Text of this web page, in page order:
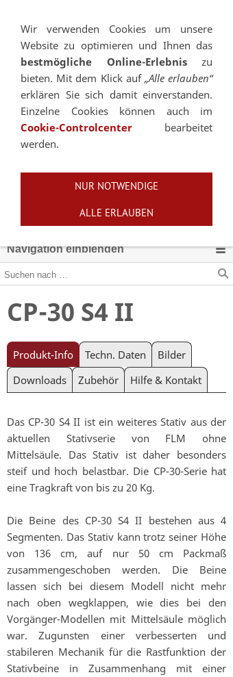
Website, die für mobile Geräte optimiert wurde.
Zur Desktop-Version
Hinweis nicht mehr anzeigen
Navigation einblenden
CP-30 S4 II
Produkt-Info Techn. Daten
Bilder
Downloads
Zubehör Hilfe & Kontakt
Das CP-30 S4 II ist ein weiteres Stativ aus der
aktuellen Stativserie von FLM ohne
Mittelsäule. Das Stativ ist daher besonders
steif und hoch belastbar. Die CP-30-Serie hat
eine Tragkraft von bis zu 20 Kg.
Die Beine des CP-30 S4 II bestehen aus 4
Segmenten. Das Stativ kann trotz seiner Höhe
von 136 cm, auf nur 50 cm Packmaß
zusammengeschoben werden. Die Beine
lassen sich bei diesem Modell nicht mehr
nach oben wegklappen, wie dies bei den
Vorgänger-Modellen mit Mittelsäule möglich
war. Zugunsten einer verbesserten und
stabileren Mechanik für die Rastfunktion der
Stativbeine in Zusammenhang mit einer
Wir verwenden Cookies um unsere
Website zu optimieren und Ihnen das
bestmögliche Online-Erlebniszu
bieten. Mit dem Klick auf „Alle erlauben“
erklären Sie sich damit einverstanden.
Einzelne Cookies können auch im
Cookie-Controlcenter bearbeitet
werden.
NUR NOTWENDIGE
ALLE ERLAUBEN